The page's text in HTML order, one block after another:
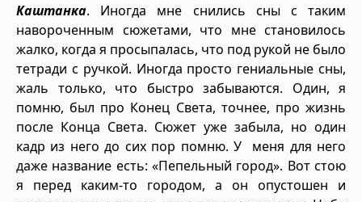
Каштанка. Иногда мне снились сны с таким
навороченным сюжетами, что мне становилось
жалко, когда я просыпалась, что под рукой не было
тетради с ручкой. Иногда просто гениальные сны,
жаль только, что быстро забываются. Один, я
помню, был про Конец Света, точнее, про жизнь
после Конца Света. Сюжет уже забыла, но один
кадр из него до сих пор помню. У меня для него
даже название есть: «Пепельный город». Вот стою
я перед каким-то городом, а он опустошен и